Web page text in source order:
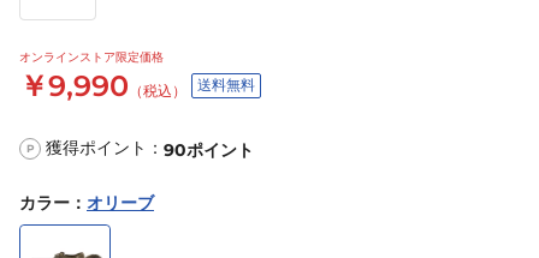
オンラインストア限定価格
￥9,990 （税込） 送料無料
P 獲得ポイント： 90ポイント
カラー ： オリーブ